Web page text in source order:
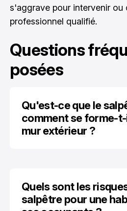
s'aggrave pour intervenir ou
professionnel qualifié.
Questions
posées
Qu'est-ce que le
comment se forme-
mur extérieur ?
Quels sont les
salpêtre pour une